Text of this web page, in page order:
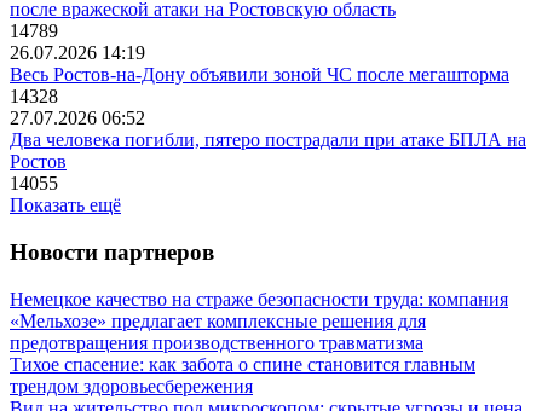
после вражеской атаки на Ростовскую область
14789
26.07.2026 14:19
Весь Ростов-на-Дону объявили зоной ЧС после мегашторма
14328
27.07.2026 06:52
Два человека погибли, пятеро пострадали при атаке БПЛА на
Ростов
14055
Показать ещё
Новости партнеров
Немецкое качество на страже безопасности труда: компания
«Мельхозе» предлагает комплексные решения для
предотвращения производственного травматизма
Тихое спасение: как забота о спине становится главным
трендом здоровьесбережения